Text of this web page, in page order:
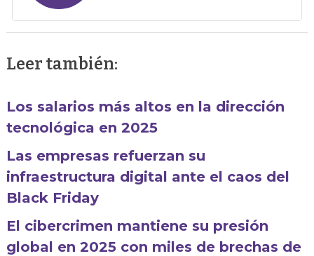
Leer también:
Los salarios más altos en la dirección
tecnológica en 2025
Las empresas refuerzan su
infraestructura digital ante el caos del
Black Friday
El cibercrimen mantiene su presión
global en 2025 con miles de brechas de